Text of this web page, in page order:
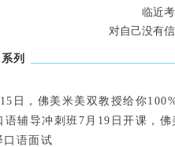
临近
对自己没有
列
日，佛美米美双教授给你
辅导冲刺班7月19日开课，
口语面试